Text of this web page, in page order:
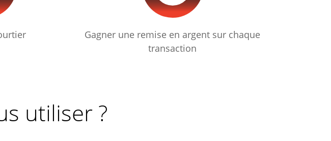
Gagner une remise en argent sur chaque
transaction
utiliser ?